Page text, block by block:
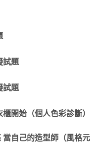
試題
試題
開始（個人色彩診斷）
自己的造型師（風格元